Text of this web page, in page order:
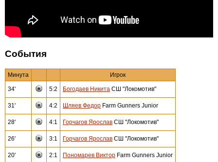
События
Минута Игрок
34' 5:2 Богодаев Никита СШ "Локомотив"
31' 4:2 Шляев Федор Farm Gunners Junior
28' 4:1 Горчагов Ярослав СШ "Локомотив"
26' 3:1 Горчагов Ярослав СШ "Локомотив"
20' 2:1 Пономарев Виктор Farm Gunners Junior